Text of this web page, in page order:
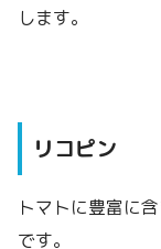
します。
リコピン
トマトに豊富に
です。